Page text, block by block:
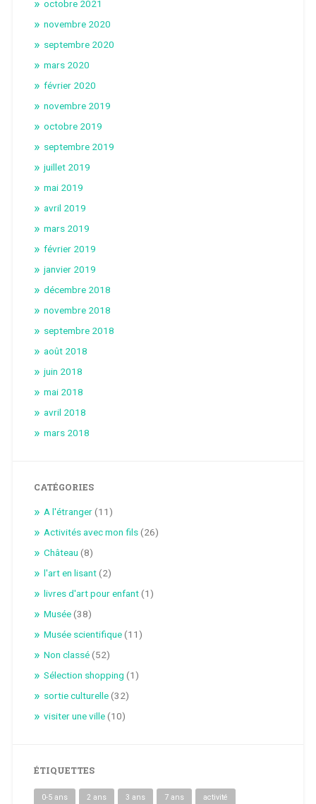
octobre 2021
novembre 2020
septembre 2020
mars 2020
février 2020
novembre 2019
octobre 2019
septembre 2019
juillet 2019
mai 2019
avril 2019
mars 2019
février 2019
janvier 2019
décembre 2018
novembre 2018
septembre 2018
août 2018
juin 2018
mai 2018
avril 2018
mars 2018
CATÉGORIES
A l'étranger(11)
Activités avec mon fils(26)
Château (8)
l'art en lisant(2)
livres d'art pour enfant(1)
Musée(38)
Musée scientifique(11)
Non classé(52)
Sélection shopping (1)
sortie culturelle(32)
visiter une ville(10)
ÉTIQUETTES
0-5 ans 2 ans 3 ans 7 ans activité